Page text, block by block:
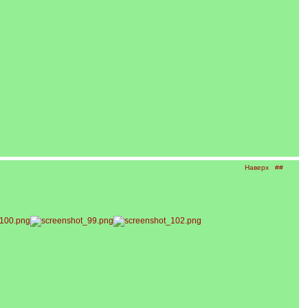
Наверх ##